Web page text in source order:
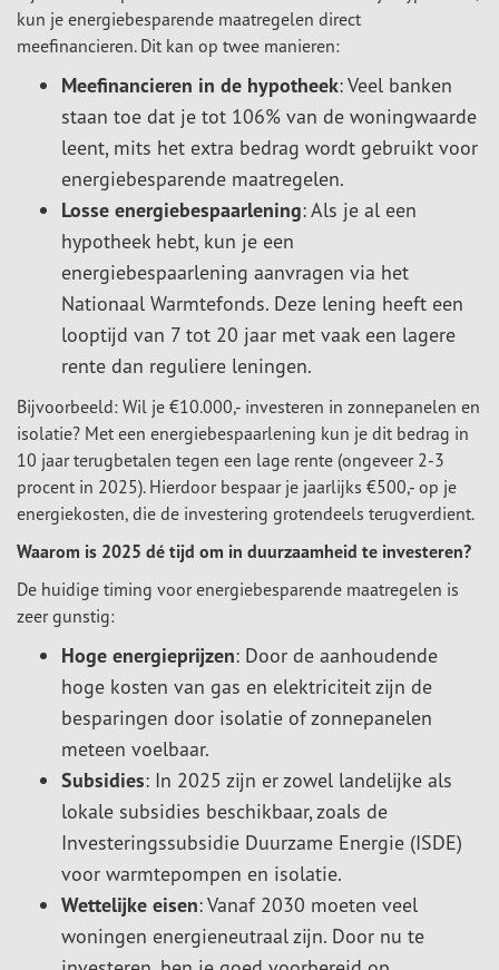
kun je energiebesparende maatregelen direct
meefinancieren. Dit kan op twee manieren:
Meefinancieren in de hypotheek: Veel banken
staan toe dat je tot 106% van de woningwaarde
leent, mits het extra bedrag wordt gebruikt voor
energiebesparende maatregelen.
Losse energiebespaarlening: Als je al een
hypotheek hebt, kun je een
energiebespaarlening aanvragen via het
Nationaal Warmtefonds. Deze lening heeft een
looptijd van 7 tot 20 jaar met vaak een lagere
rente dan reguliere leningen.
Bijvoorbeeld: Wil je €10.000,- investeren in zonnepanelen en
isolatie? Met een energiebespaarlening kun je dit bedrag in
10 jaar terugbetalen tegen een lage rente (ongeveer 2-3
procent in 2025). Hierdoor bespaar je jaarlijks €500,- op je
energiekosten, die de investering grotendeels terugverdient.
Waarom is 2025 dé tijd om in duurzaamheid te investeren?
De huidige timing voor energiebesparende maatregelen is
zeer gunstig:
Hoge energieprijzen: Door de aanhoudende
hoge kosten van gas en elektriciteit zijn de
besparingen door isolatie of zonnepanelen
meteen voelbaar.
Subsidies: In 2025 zijn er zowel landelijke als
lokale subsidies beschikbaar, zoals de
Investeringssubsidie Duurzame Energie (ISDE)
voor warmtepompen en isolatie.
Wettelijke eisen: Vanaf 2030 moeten veel
woningen energieneutraal zijn. Door nu te